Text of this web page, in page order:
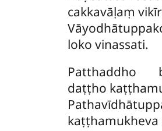
cakkavāḷaṃ
loko vinassati.
Patthaddho
daṭṭho
kaṭṭhamukheva